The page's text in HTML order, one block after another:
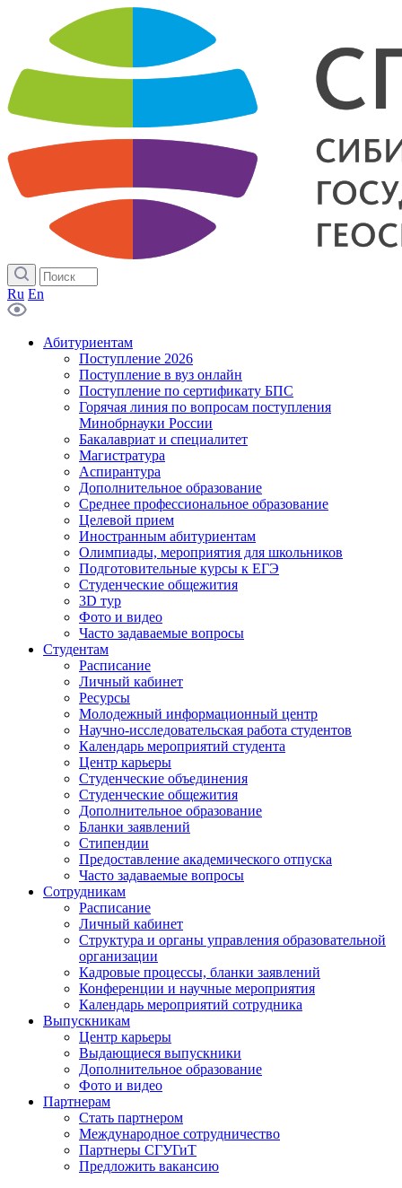
Ru En
Абитуриентам
Поступление 2026
Поступление в вуз онлайн
Поступление по сертификату БПС
Горячая линия по вопросам поступления
Минобрнауки России
Бакалавриат и специалитет
Магистратура
Аспирантура
Дополнительное образование
Среднее профессиональное образование
Целевой прием
Иностранным абитуриентам
Олимпиады, мероприятия для школьников
Подготовительные курсы к ЕГЭ
Студенческие общежития
3D тур
Фото и видео
Часто задаваемые вопросы
Студентам
Расписание
Личный кабинет
Ресурсы
Молодежный информационный центр
Научно-исследовательская работа студентов
Календарь мероприятий студента
Центр карьеры
Студенческие объединения
Студенческие общежития
Дополнительное образование
Бланки заявлений
Стипендии
Предоставление академического отпуска
Часто задаваемые вопросы
Сотрудникам
Расписание
Личный кабинет
Структура и органы управления образовательной
организации
Кадровые процессы, бланки заявлений
Конференции и научные мероприятия
Календарь мероприятий сотрудника
Выпускникам
Центр карьеры
Выдающиеся выпускники
Дополнительное образование
Фото и видео
Партнерам
Стать партнером
Международное сотрудничество
Партнеры СГУГиТ
Предложить вакансию